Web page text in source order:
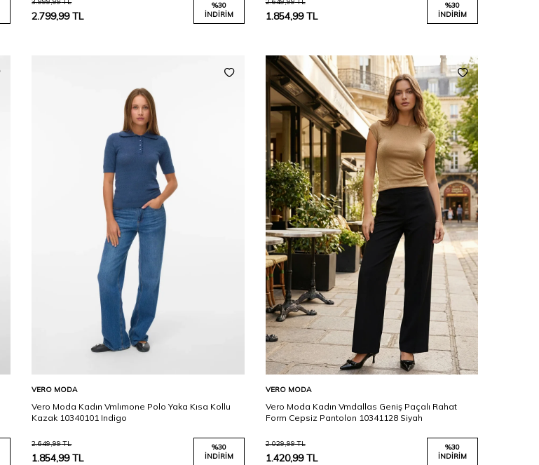
2.799,99TL
%30
İNDIRIM
1.854,99TL
%30
İNDIRIM
Sepete Ekle
VERO MODA
Vero Moda Kadın Vmlımone Polo Yaka Kısa Kollu
Kazak 10340101 Indigo
2.649,99TL
1.854,99TL
%30
İNDIRIM
Sepete Ekle
VERO MODA
Vero Moda Kadın Vmdallas Geniş Paçalı Rahat
Form Cepsiz Pantolon 10341128 Siyah
2.029,99TL
1.420,99TL
%30
İNDIRIM